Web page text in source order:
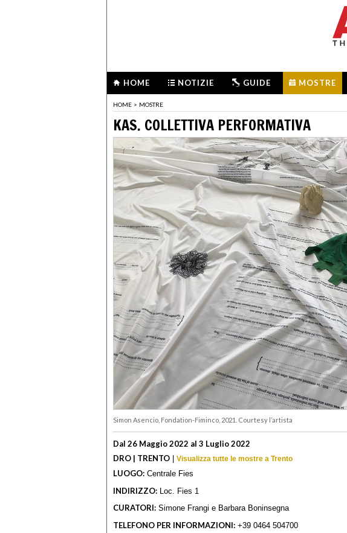
HOME NOTIZIE GUIDE MOSTRE
HOME > MOSTRE
KAS. COLLETTIVA PERFORMATIVA
Simon Asencio, Fondation-Fiminco, 2021. Courtesy l’artista
Dal 26 Maggio 2022 al 3 Luglio 2022
DRO | TRENTO | Visualizza tutte le mostre a Trento
LUOGO: Centrale Fies
INDIRIZZO: Loc. Fies 1
CURATORI: Simone Frangi e Barbara Boninsegna
TELEFONO PER INFORMAZIONI: +39 0464 504700